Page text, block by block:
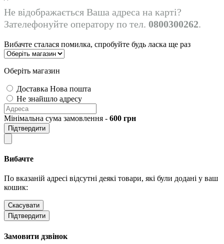
Не відображається Ваша адреса на карті?
Зателефонуйте оператору по тел. 0800300262.
Вибачте сталася помилка, спробуйте будь ласка ще раз
Оберіть магазин
Доставка Нова пошта
Не знайшло адресу
Мінімальна сума замовлення - 600 грн
Підтвердити
Вибачте
По вказаній адресі відсутні деякі товари, які були додані у ваш
кошик:
Скасувати
Підтвердити
Замовити дзвінок